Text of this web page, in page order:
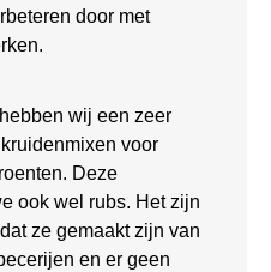
door met
wij een zeer
voor
Deze
ook wel rubs. Het zijn
ze gemaakt zijn van
en er geen